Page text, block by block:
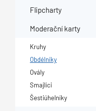
Flipcharty
Moderační karty
Kruhy
Obdélníky
Ovály
Smajlíci
Šestiúhelníky